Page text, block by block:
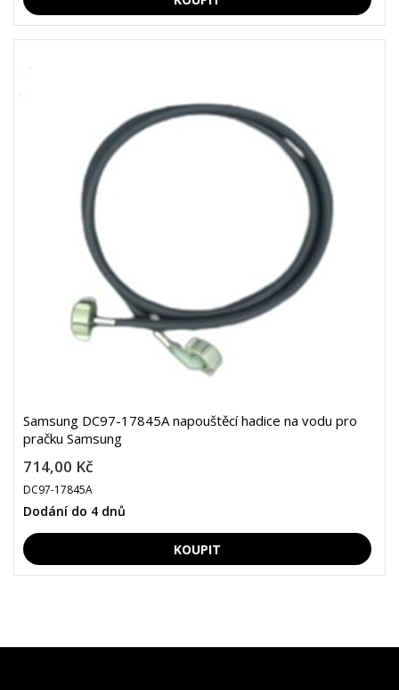
Samsung DC97-17845A napouštěcí hadice na vodu pro
pračku Samsung
714,00 Kč
DC97-17845A
Dodání do 4 dnů